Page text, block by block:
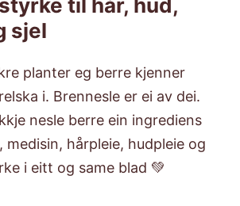
til hår, hud,
sjel
planter eg berre kjenner
i. Brennesle er ei av dei.
nesle berre ein ingrediens
medisin, hårpleie, hudpleie og
i eitt og same blad 💚